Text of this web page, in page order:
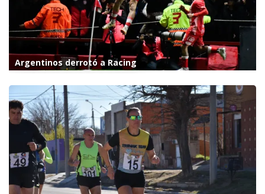
Argentinos derrotó a Racing